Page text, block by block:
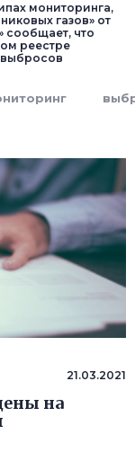
мониторинга,
газов» от
сообщает, что
реестре
21.03.2021
на